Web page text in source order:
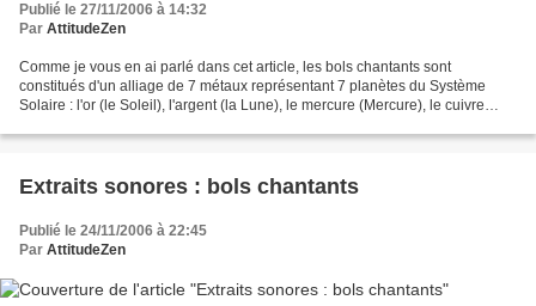
Publié le 27/11/2006 à 14:32
Par AttitudeZen
Comme je vous en ai parlé dans cet article, les bols chantants sont
constitués d'un alliage de 7 métaux représentant 7 planètes du Système
Solaire : l'or (le Soleil), l'argent (la Lune), le mercure (Mercure), le cuivre
Extraits sonores : bols chantants
Publié le 24/11/2006 à 22:45
Par AttitudeZen